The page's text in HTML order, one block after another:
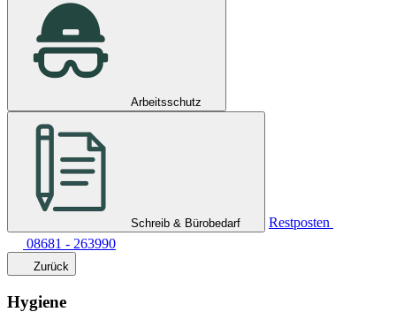
Arbeitsschutz
Schreib & Bürobedarf
Restposten
08681 - 263990
Zurück
Hygiene